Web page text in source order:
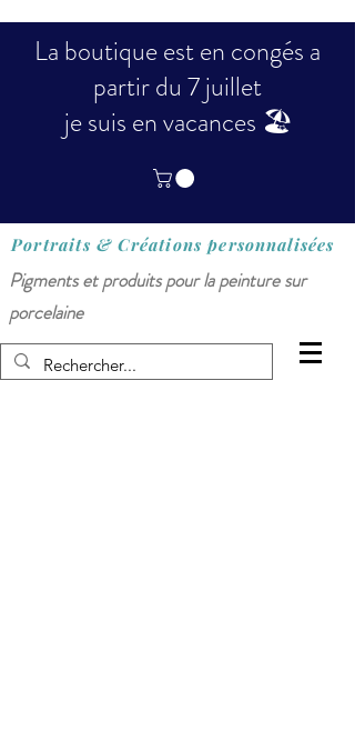
La boutique est en congés a
partir du 7 juillet
je suis en vacances 🏖️
Portraits & Créationspersonnalisées
Pigments et produits pour la peinture sur
porcelaine